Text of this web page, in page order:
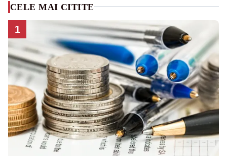
CELE MAI CITITE
1